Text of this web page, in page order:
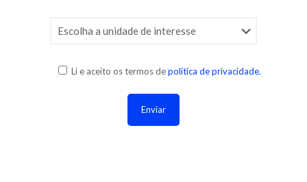
Li e aceito os termos depolítica de privacidade.